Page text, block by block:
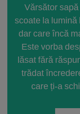
Vărsător
scoate la
dar care încă
Este vorba
lăsat fără
trădat
care ți-a